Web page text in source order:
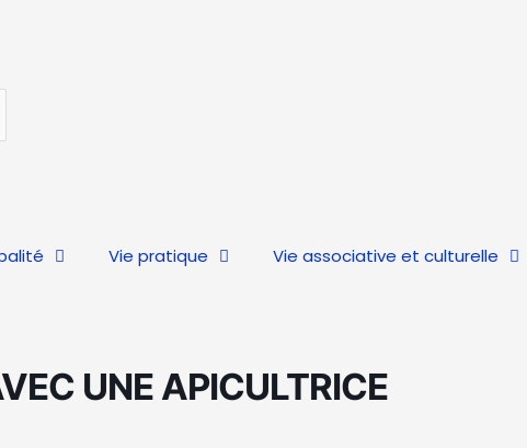
Vie pratique Vie associative et culturelle
UNE APICULTRICE